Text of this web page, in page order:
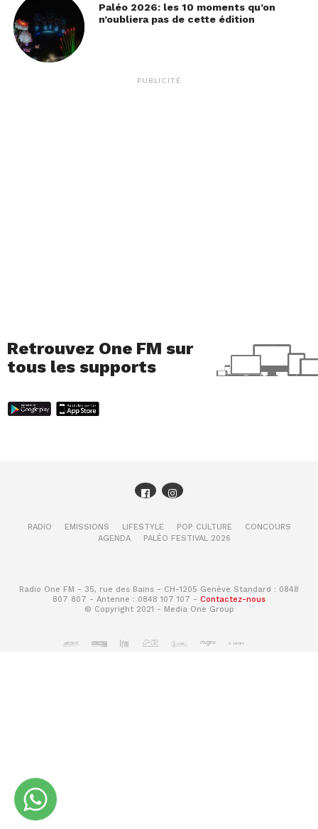
Paléo 2026: les 10 moments qu’on
n’oubliera pas de cette édition
PUBLICITÉ
Retrouvez One FM sur
tous les supports
RADIO EMISSIONS LIFESTYLE POP CULTURE
CONCOURS
AGENDA
PALÉO FESTIVAL 2026
Radio One FM - 35, rue des Bains - CH-1205 Genève Standard : 0848
807 807 - Antenne : 0848 107 107 - Contactez-nous
© Copyright 2021 - Media One Group